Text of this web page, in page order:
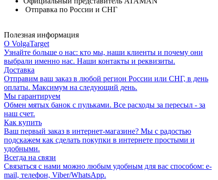
Отправка по России и СНГ
Полезная информация
О VolgaTarget
Узнайте больше о нас: кто мы, наши клиенты и почему они
выбрали именно нас. Наши контакты и реквизиты.
Доставка
Отправим ваш заказ в любой регион России или СНГ, в день
оплаты. Максимум на следующий день.
Мы гарантируем
Обмен мятых банок с пульками. Все расходы за пересыл - за
наш счет.
Как купить
Ваш первый заказ в интернет-магазине? Мы с радостью
подскажем как сделать покупки в интернете простыми и
удобными.
Всегда на связи
Связаться с нами можно любым удобным для вас способом: e-
mail, телефон, Viber/WhatsApp.